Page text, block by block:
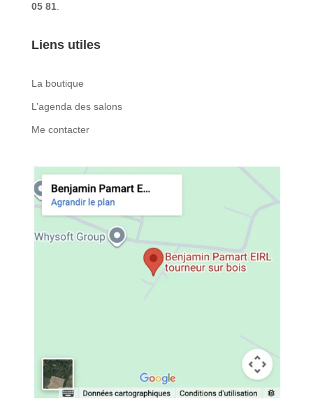
05 81.
Liens utiles
La boutique
L’agenda des salons
Me contacter